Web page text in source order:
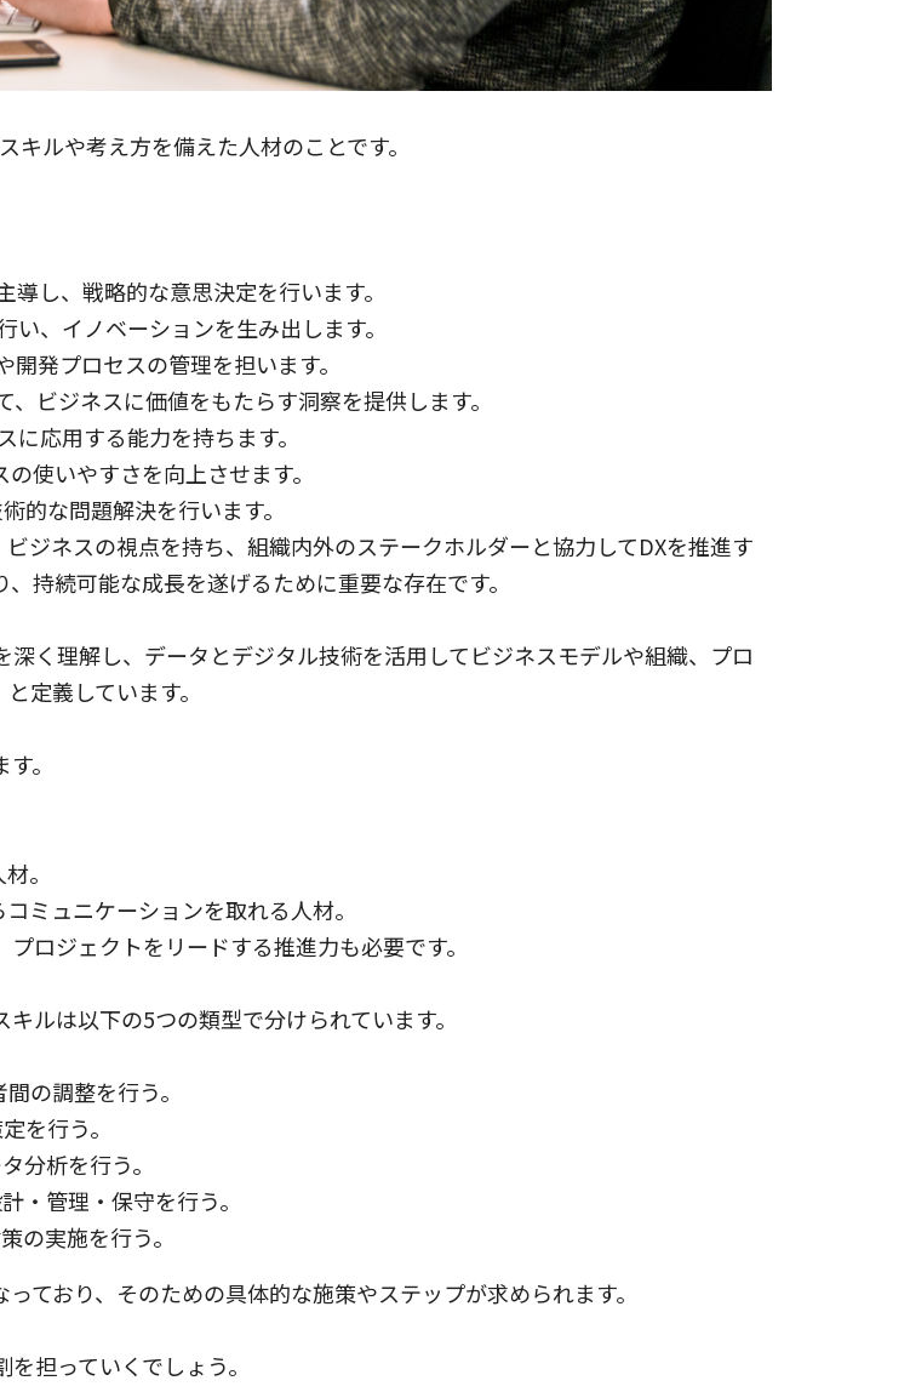
ルや考え方を備えた人材のことです。
し、戦略的な意思決定を行います。
、イノベーションを生み出します。
発プロセスの管理を担います。
ビジネスに価値をもたらす洞察を提供します。
応用する能力を持ちます。
使いやすさを向上させます。
的な問題解決を行います。
ジネスの視点を持ち、組織内外のステークホルダーと協力してDXを推進す
持続可能な成長を遂げるために重要な存在です。
く理解し、データとデジタル技術を活用してビジネスモデルや組織、プロ
定義しています。
。
。
ミュニケーションを取れる人材。
ロジェクトをリードする推進力も必要です。
ルは以下の5つの類型で分けられています。
の調整を行う。
を行う。
分析を行う。
・管理・保守を行う。
の実施を行う。
ており、そのための具体的な施策やステップが求められます。
担っていくでしょう。